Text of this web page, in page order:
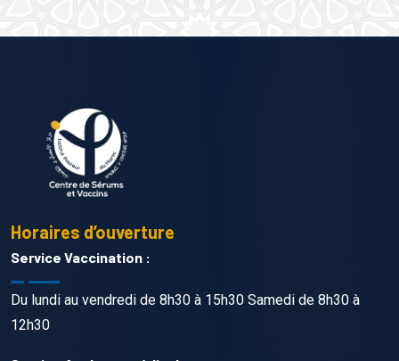
Horaires d’ouverture
Service Vaccination :
Du lundi au vendredi de 8h30 à 15h30 Samedi de 8h30 à
12h30